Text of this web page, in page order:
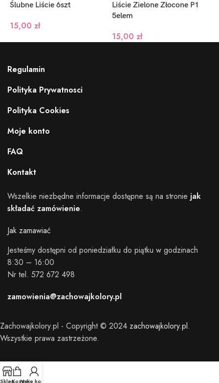
Ślubne Liście 6szt
15,00 zł
Liście Zielone Złocone P1
5elem
15,00 zł
Regulamin
Polityka Prywatnosci
Polityka Cookies
Moje konto
FAQ
Kontakt
Wszelkie niezbędne informacje dostępne są na stronie jak
składać zamówienie.
Jak zamawiać
Jesteśmy dostępni od poniedziałku do piątku w godzinach
8:30 – 16:00
Nr tel. 572 672 498
zamowienia@zachowajkolory.pl
Zachowajkolory.pl - Copyright © 2024 zachowajkolory.pl.
Wszystkie prawa zastrzeżone.
SklepKoszykMoje konto